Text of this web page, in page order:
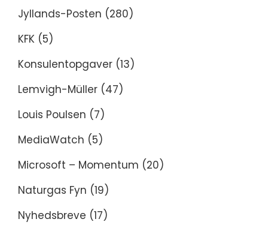
Jyllands-Posten (280)
KFK (5)
Konsulentopgaver (13)
Lemvigh-Müller (47)
Louis Poulsen (7)
MediaWatch (5)
Microsoft – Momentum (20)
Naturgas Fyn (19)
Nyhedsbreve (17)